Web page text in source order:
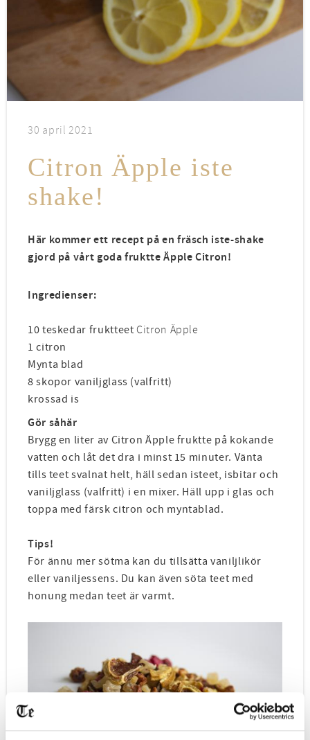
30 april 2021
Citron Äpple iste
shake!
Här kommer ett recept på en fräsch iste-shake
gjord på vårt goda fruktte Äpple Citron!
Ingredienser:
10 teskedar fruktteet Citron Äpple
1 citron
Mynta blad
8 skopor vaniljglass (valfritt)
krossad is
Gör såhär
Brygg en liter av Citron Äpple fruktte på kokande
vatten och låt det dra i minst 15 minuter. Vänta
tills teet svalnat helt, häll sedan isteet, isbitar och
vaniljglass (valfritt) i en mixer. Häll upp i glas och
toppa med färsk citron och myntablad.
Tips!
För ännu mer sötma kan du tillsätta vaniljlikör
eller vaniljessens. Du kan även söta teet med
honung medan teet är varmt.